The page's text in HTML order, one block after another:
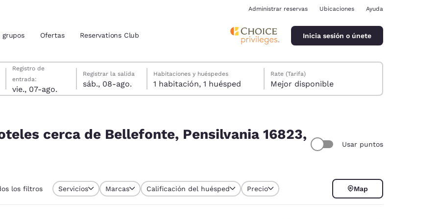
actuales
Latin America
English
Canada
English
Administrar reservas Ubicaciones Ayuda
grupos Ofertas Reservations Club Inicia sesión o únete
viernes, 7 de agosto
Registro de
entrada:
vie., 07-ago.
sábado, 8 de agosto
Registrar la salida
sáb., 08-ago.
sábado, 8 de agosto fecha de check-out seleccionada
viernes, 7 de agosto fecha de check-in seleccionada
Habitaciones y huéspedes
1 habitación, 1 huésped
Rate (Tarifa)
Mejor disponible
cerca de Bellefonte, Pensilvania 16823,
Usar puntos
los filtros Servicios Marcas Calificación del huésped Precio Map